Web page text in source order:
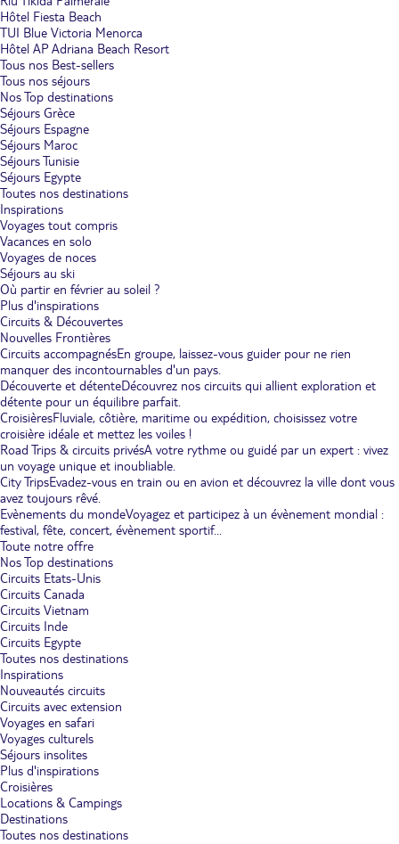
Hôtel Fiesta Beach
TUI Blue Victoria Menorca
Hôtel AP Adriana Beach Resort
Tous nos Best-sellers
Tous nos séjours
Nos Top destinations
Séjours Grèce
Séjours Espagne
Séjours Maroc
Séjours Tunisie
Séjours Egypte
Toutes nos destinations
Inspirations
Voyages tout compris
Vacances en solo
Voyages de noces
Séjours au ski
Où partir en février au soleil ?
Plus d'inspirations
Circuits & Découvertes
Nouvelles Frontières
Circuits accompagnésEn groupe, laissez-vous guider pour ne rien
manquer des incontournables d'un pays.
Découverte et détenteDécouvrez nos circuits qui allient exploration et
détente pour un équilibre parfait.
CroisièresFluviale, côtière, maritime ou expédition, choisissez votre
croisière idéale et mettez les voiles !
Road Trips & circuits privésA votre rythme ou guidé par un expert : vivez
un voyage unique et inoubliable.
City TripsEvadez-vous en train ou en avion et découvrez la ville dont vous
avez toujours rêvé.
Evènements du mondeVoyagez et participez à un évènement mondial :
festival, fête, concert, évènement sportif...
Toute notre offre
Nos Top destinations
Circuits Etats-Unis
Circuits Canada
Circuits Vietnam
Circuits Inde
Circuits Egypte
Toutes nos destinations
Inspirations
Nouveautés circuits
Circuits avec extension
Voyages en safari
Voyages culturels
Séjours insolites
Plus d'inspirations
Croisières
Locations & Campings
Destinations
Toutes nos destinations